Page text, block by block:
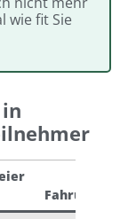
wie fit Sie